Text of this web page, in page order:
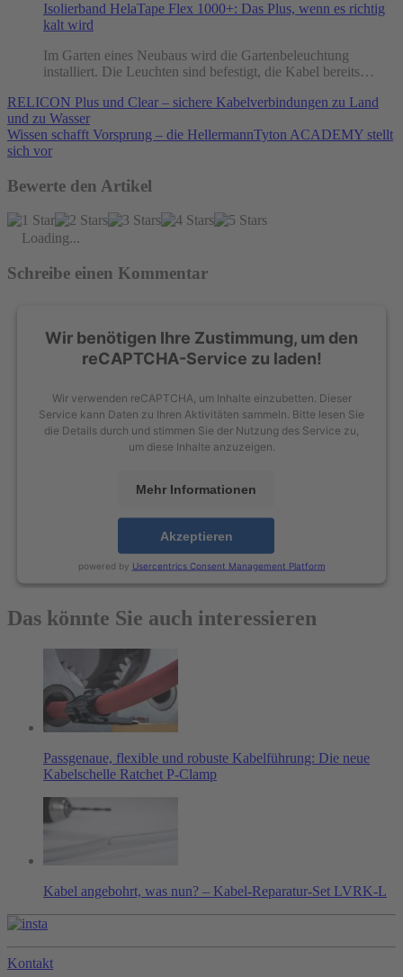
Isolierband HelaTape Flex 1000+: Das Plus, wenn es richtig
kalt wird
Im Garten eines Neubaus wird die Gartenbeleuchtung
installiert. Die Leuchten sind befestigt, die Kabel bereits…
RELICON Plus und Clear – sichere Kabelverbindungen zu Land
und zu Wasser
Wissen schafft Vorsprung – die HellermannTyton ACADEMY stellt
sich vor
Bewerte den Artikel
Loading...
Schreibe einen Kommentar
Wir benötigen Ihre Zustimmung, um den
reCAPTCHA-Service zu laden!
Wir verwenden reCAPTCHA, um Inhalte einzubetten. Dieser
Service kann Daten zu Ihren Aktivitäten sammeln. Bitte lesen Sie
die Details durch und stimmen Sie der Nutzung des Service zu,
um diese Inhalte anzuzeigen.
Mehr Informationen
Akzeptieren
powered by Usercentrics Consent Management Platform
Das könnte Sie auch interessieren
Passgenaue, flexible und robuste Kabelführung: Die neue
Kabelschelle Ratchet P-Clamp
Kabel angebohrt, was nun? – Kabel-Reparatur-Set LVRK-L
Kontakt